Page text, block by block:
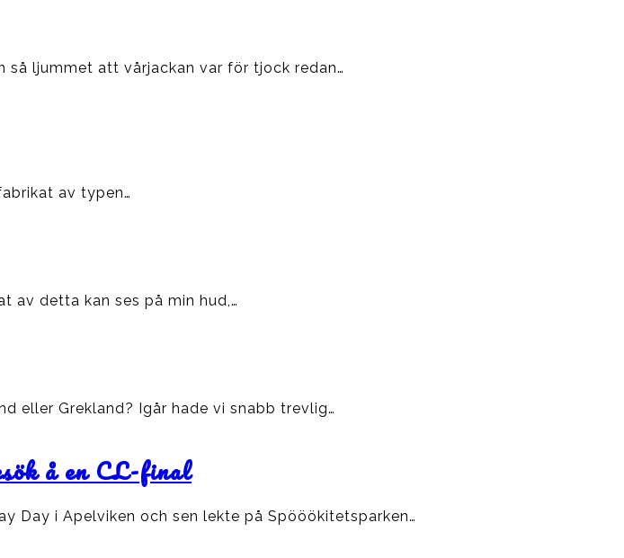
ljummet att vårjackan var för tjock redan…
av typen…
av detta kan ses på min hud,…
eller Grekland? Igår hade vi snabb trevlig…
å en CL-final
Day i Apelviken och sen lekte på Spööökitetsparken…